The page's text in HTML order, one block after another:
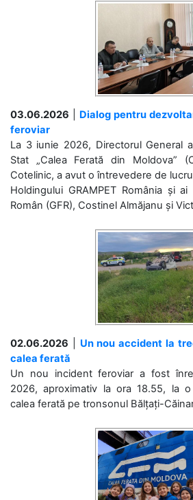
03.06.2026
Dialog pentru
feroviar
La 3 iunie 2026, Directorul General
Stat „Calea Ferată din Moldova”
Cotelinic, a avut o întrevedere de
Holdingului GRAMPET România și
Român (GFR), Costinel Almăjanu și
02.06.2026
Un nou accident la
calea ferată
Un nou incident feroviar a fost
2026, aproximativ la ora 18.55, la
calea ferată pe tronsonul Bălțați-